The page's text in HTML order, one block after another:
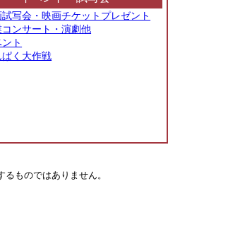
写会・映画チケットプレゼント
コンサート・演劇他
ト
ぱく大作戦
ものではありません。